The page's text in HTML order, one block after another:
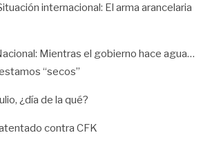
internacional: El arma arancelaria
Mientras el gobierno hace agua…
“secos”
¿día de la qué?
contra CFK